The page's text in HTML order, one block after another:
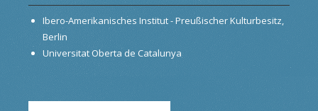
Ibero-Amerikanisches Institut - Preußischer Kulturbesitz,
Berlin
Universitat Oberta de Catalunya